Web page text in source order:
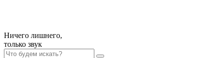
Ничего лишнего,
только звук